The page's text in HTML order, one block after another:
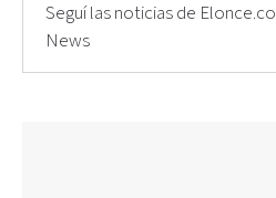
Seguí las noticias de
News